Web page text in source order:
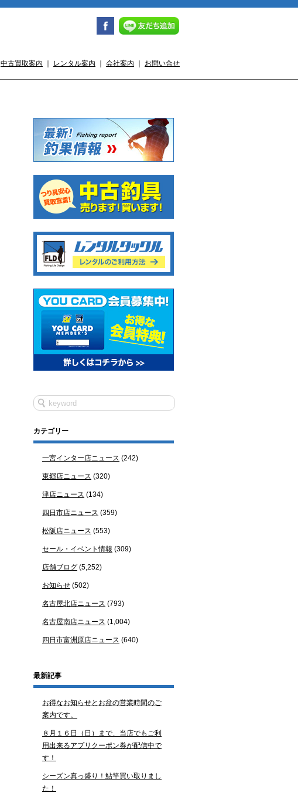
中古買取案内 レンタル案内 会社案内 お問い合せ
カテゴリー
一宮インター店ニュース (242)
東郷店ニュース (320)
津店ニュース (134)
四日市店ニュース (359)
松阪店ニュース (553)
セール・イベント情報 (309)
店舗ブログ (5,252)
お知らせ (502)
名古屋北店ニュース (793)
名古屋南店ニュース (1,004)
四日市富洲原店ニュース (640)
最新記事
お得なお知らせとお盆の営業時間のご
案内です。
８月１６日（日）まで、当店でもご利
用出来るアプリクーポン券が配信中で
す！
シーズン真っ盛り！鮎竿買い取りまし
た！